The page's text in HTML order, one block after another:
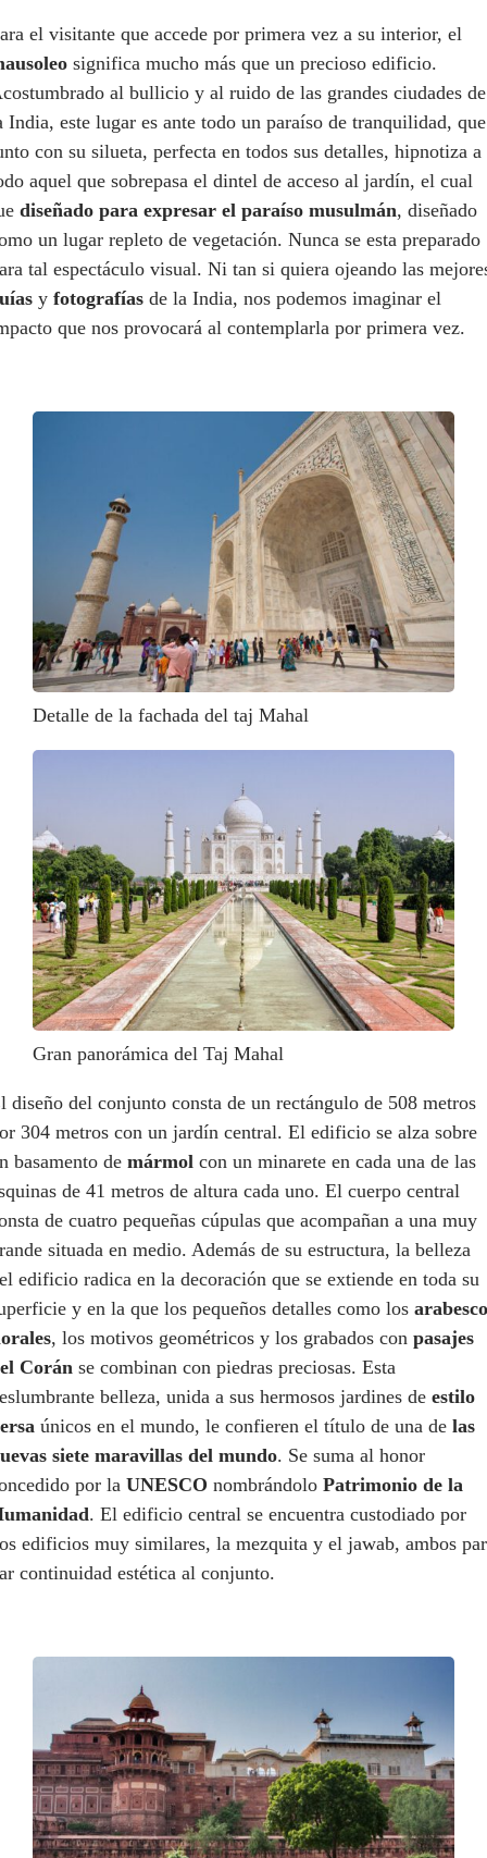
el visitante que accede por primera vez a su interior, el
significa mucho más que un precioso edificio.
al bullicio y al ruido de las grandes ciudades de
India, este lugar es ante todo un paraíso de tranquilidad, que
con su silueta, perfecta en todos sus detalles, hipnotiza a
aquel que sobrepasa el dintel de acceso al jardín, el cual
diseñado para expresar el paraíso musulmán, diseñado
un lugar repleto de vegetación. Nunca se esta preparado
tal espectáculo visual. Ni tan si quiera ojeando las
y fotografías de la India, nos podemos imaginar el
que nos provocará al contemplarla por primera vez.
Detalle de la fachada del taj Mahal
Gran panorámica del Taj Mahal
diseño del conjunto consta de un rectángulo de 508 metros
304 metros con un jardín central. El edificio se alza sobre
basamento de mármol con un minarete en cada una de las
de 41 metros de altura cada uno. El cuerpo central
de cuatro pequeñas cúpulas que acompañan a una muy
situada en medio. Además de su estructura, la belleza
edificio radica en la decoración que se extiende en toda su
y en la que los pequeños detalles como los
, los motivos geométricos y los grabados con pasajes
Corán se combinan con piedras preciosas. Esta
belleza, unida a sus hermosos jardines de estilo
únicos en el mundo, le confieren el título de una de las
siete maravillas del mundo. Se suma al honor
por la UNESCO nombrándolo Patrimonio de la
. El edificio central se encuentra custodiado por
edificios muy similares, la mezquita y el jawab, ambos
continuidad estética al conjunto.